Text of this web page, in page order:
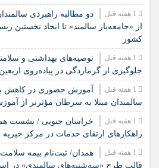
دو مطالبه راهبردی
از «جامعه‌یار سالمند» تا ایجاد نخستین
کشور
️توصیه‌های بهداشتی و
جلوگیری از گرمازدگی در پیاده‌روی اربعین
آموزش حضوری در کاهش
سالمندان مبتلا به سرطان مؤثرتر از
خراسان جنوبی / نشست
راهکارهای ارتقای خدمات در مرکز خیریه
همدان/ ثبت‌نام بیمه
قالب طرح «سه‌شنبه‌های سالمندی» در